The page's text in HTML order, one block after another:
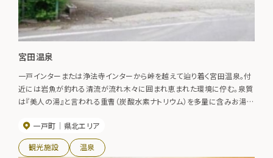
宮田温泉
一戸インターまたは浄法寺インターから峠を越えて辿り着く宮田温泉。付
近には岩魚が釣れる清流が流れ木々に囲まれ恵まれた環境に佇む。泉質
は『美人の湯』と言われる重曹（炭酸水素ナトリウム）を多量に含みお湯は
る。二酸化炭素の含有量も多いので血行を良くし体がよく温まるという。近
くの町から定期的に通ってくる常連客もいるほど。
一戸町 県北エリア
観光施設 温泉